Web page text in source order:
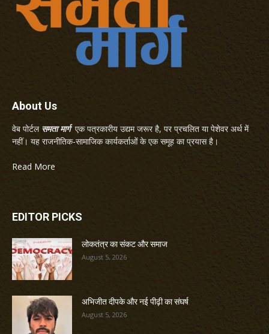
About Us
वेब पोर्टल समता मार्गएक पत्रकारीय उद्यम जरूर है, पर प्रचलित या पेशेवर अर्थ में
नहीं। यह राजनीतिक-सामाजिक कार्यकर्ताओं के एक समूह का प्रयास है।
Read More
EDITOR PICKS
लोकतंत्र का संकट और समाज
August 5, 2026
अभिजीत दीपके और नई पीढ़ी का संघर्ष
August 5, 2026